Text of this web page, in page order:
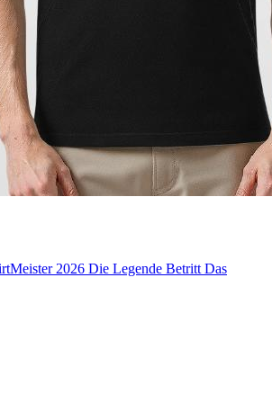
Meister 2026 Die Legende Betritt Das